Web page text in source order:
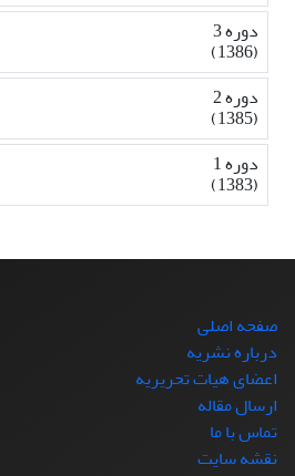
دوره 3
(1386)
دوره 2
(1385)
دوره 1
(1383)
صفحه اصلی
درباره نشریه
اعضای هیات تحریریه
ارسال مقاله
تماس با ما
نقشه سایت